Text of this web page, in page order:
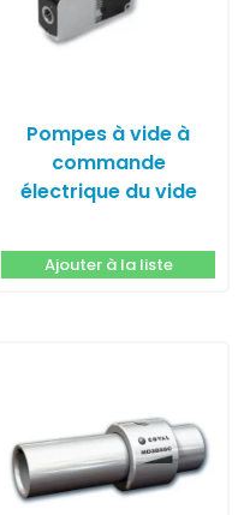
Pompes à vide à
commande
électrique du vide
Ajouter à la liste